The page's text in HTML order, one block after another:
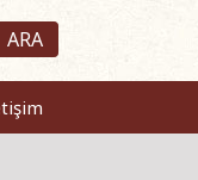
ARA